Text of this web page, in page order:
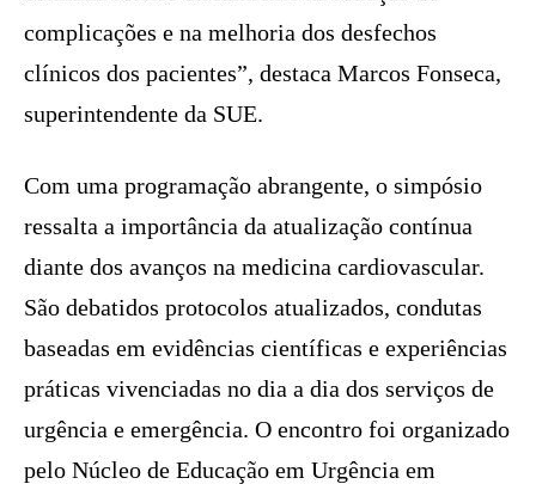
complicações e na melhoria dos desfechos
clínicos dos pacientes”, destaca Marcos Fonseca,
superintendente da SUE.
Com uma programação abrangente, o simpósio
ressalta a importância da atualização contínua
diante dos avanços na medicina cardiovascular.
São debatidos protocolos atualizados, condutas
baseadas em evidências científicas e experiências
práticas vivenciadas no dia a dia dos serviços de
urgência e emergência. O encontro foi organizado
pelo Núcleo de Educação em Urgência em